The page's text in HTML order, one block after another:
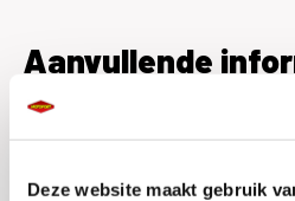
Deze website maakt gebruik
Aanvullende
Kleur
Zwart
Maat
29